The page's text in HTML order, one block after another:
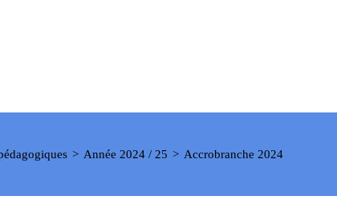
> Année 2024 / 25 > Accrobranche 2024